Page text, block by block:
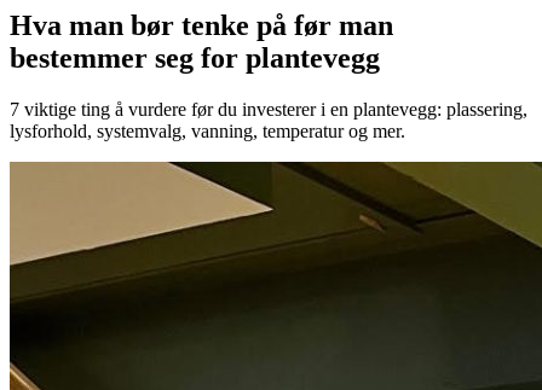
Hva man bør tenke på før man
bestemmer seg for plantevegg
7 viktige ting å vurdere før du investerer i en plantevegg: plassering,
lysforhold, systemvalg, vanning, temperatur og mer.